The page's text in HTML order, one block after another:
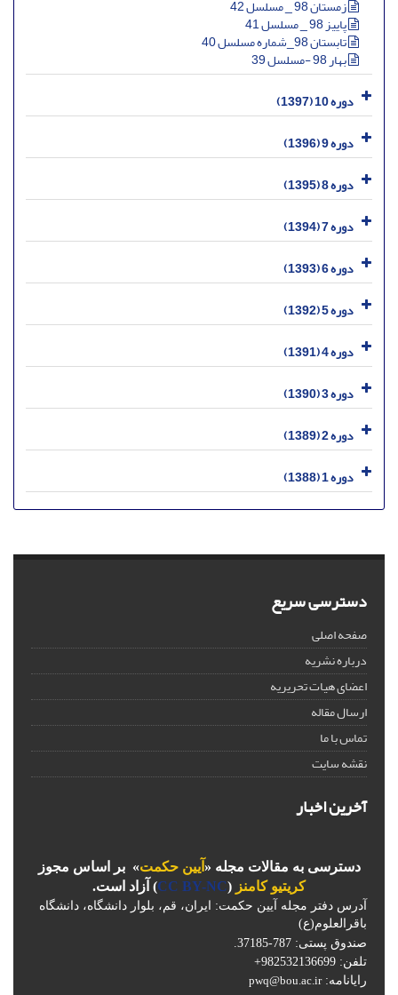
زمستان 98 _ مسلسل 42
پاییز 98 _ مسلسل 41
تابستان 98_شماره مسلسل 40
بهار 98 -مسلسل 39
دوره 10 (1397)
دوره 9 (1396)
دوره 8 (1395)
دوره 7 (1394)
دوره 6 (1393)
دوره 5 (1392)
دوره 4 (1391)
دوره 3 (1390)
دوره 2 (1389)
دوره 1 (1388)
دسترسی سریع
صفحه اصلی
درباره نشریه
اعضای هیات تحریریه
ارسال مقاله
تماس با ما
نقشه سایت
آخرین اخبار
دسترسی به مقالات مجله « آیین حکمت» بر اساس مجوز
کریتیو کامنز (
CC BY-NC) آزاد است.
آدرس دفتر مجله آیین حکمت: ایران، قم، بلوار دانشگاه، دانشگاه
باقرالعلوم(ع)
صندوق پستی: 787-37185.
تلفن: 982532136699+
رایانامه:pwq@bou.ac.ir